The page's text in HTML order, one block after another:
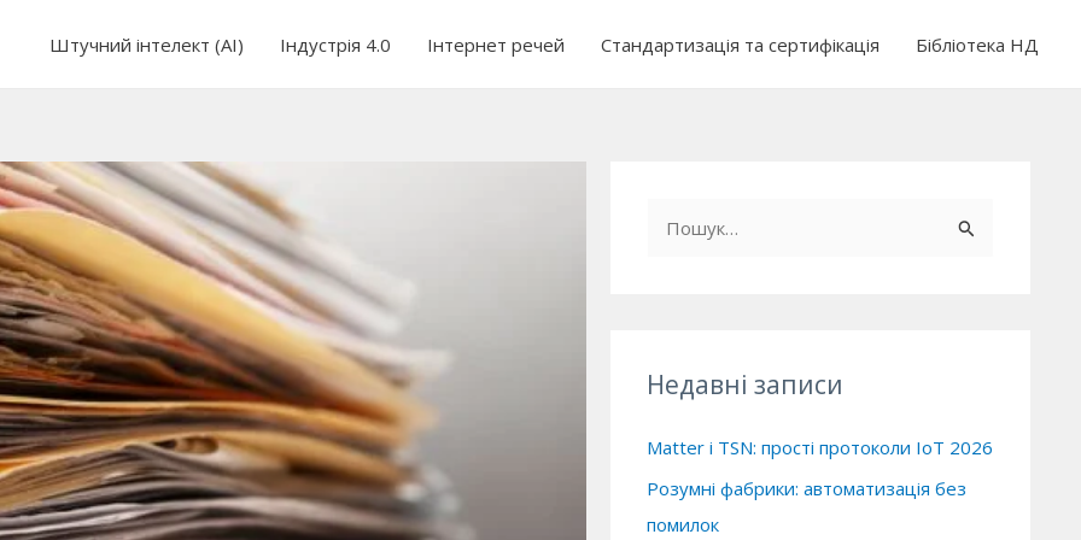
Штучний інтелект (AI) Індустрія 4.0 Інтернет речей Стандартизація та сертифікація Бібліотека НД
иНедавні записи
Matter і TSN: прості протоколи IoT 2026
Розумні фабрики: автоматизація без
помилок